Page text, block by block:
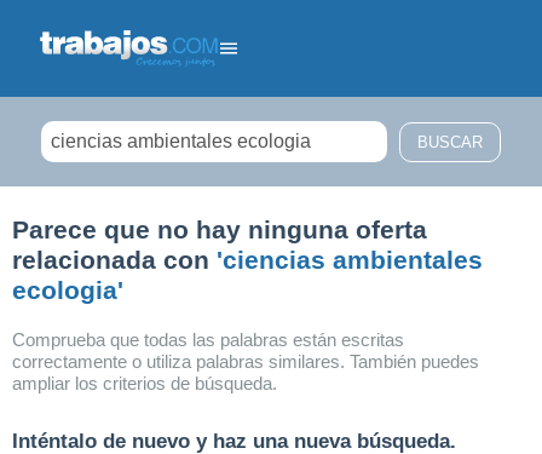
Parece que no hay ninguna oferta
relacionada con 'ciencias ambientales
ecologia'
Comprueba que todas las palabras están escritas
correctamente o utiliza palabras similares. También puedes
ampliar los criterios de búsqueda.
Inténtalo de nuevo y haz una nueva búsqueda.